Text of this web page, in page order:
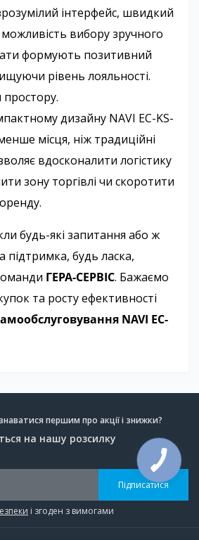
інтерфейс, швидкий
можливість вибору зручного
формують позитивний
рівень лояльності.
простору.
дизайну NAVI EC-KS-
місця, ніж традиційні
вдосконалити логістику
зону торгівлі чи скоротити
будь-які запитання або ж
підтримка, будь ласка,
ГЕРА-СЕРВІС. Бажаємо
та росту ефективності
NAVI EC-
першим про акції і знижки?
на нашу розсилку
Підписатися
і згоден з вимогами